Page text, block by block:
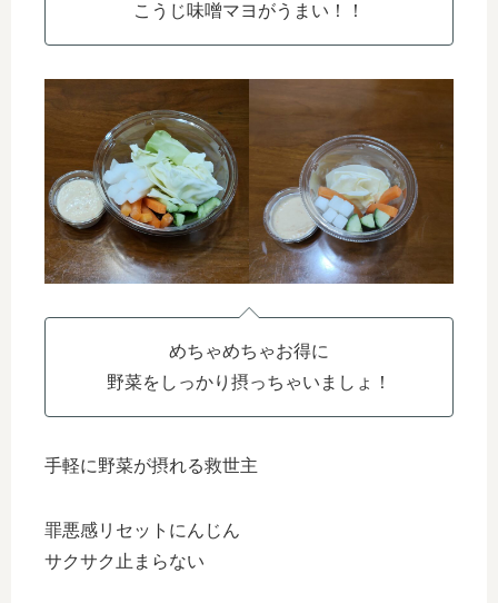
こうじ味噌マヨがうまい！！
めちゃめちゃお得に
野菜をしっかり摂っちゃいましょ！
手軽に野菜が摂れる救世主
罪悪感リセットにんじん
サクサク止まらない